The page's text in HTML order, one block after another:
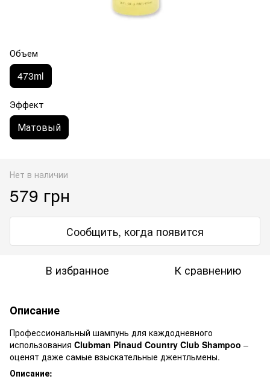
Объем
473ml
Эффект
Матовый
Нет в наличии
579 грн
Сообщить, когда появится
В избранное К сравнению
Описание
Профессиональный шампунь для каждодневного
использования Clubman Pinaud Country Club Shampoo –
оценят даже самые взыскательные джентльмены.
Описание: